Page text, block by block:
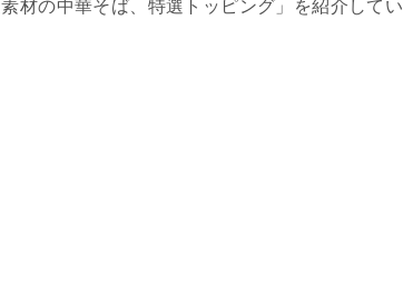
材の中華そば、特選トッピング」を紹介してい